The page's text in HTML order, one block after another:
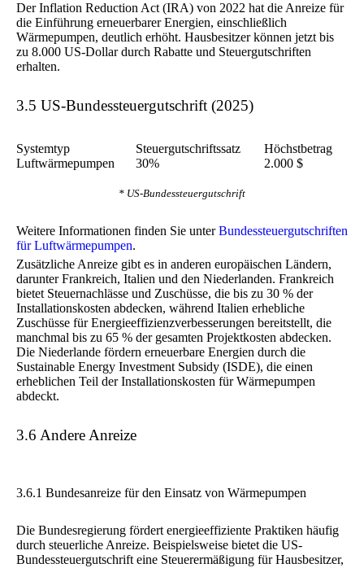
Der Inflation Reduction Act (IRA) von 2022 hat die Anreize für
die Einführung erneuerbarer Energien, einschließlich
Wärmepumpen, deutlich erhöht. Hausbesitzer können jetzt bis
zu 8.000 US-Dollar durch Rabatte und Steuergutschriften
erhalten.
3.5 US-Bundessteuergutschrift (2025)
Systemtyp Steuergutschriftssatz
Höchstbetrag
Luftwärmepumpen
30% 2.000 $
* US-Bundessteuergutschrift
Weitere Informationen finden Sie unterBundessteuergutschriften
für Luftwärmepumpen.
Zusätzliche Anreize gibt es in anderen europäischen Ländern,
darunter Frankreich, Italien und den Niederlanden. Frankreich
bietet Steuernachlässe und Zuschüsse, die bis zu 30 % der
Installationskosten abdecken, während Italien erhebliche
Zuschüsse für Energieeffizienzverbesserungen bereitstellt, die
manchmal bis zu 65 % der gesamten Projektkosten abdecken.
Die Niederlande fördern erneuerbare Energien durch die
Sustainable Energy Investment Subsidy (ISDE), die einen
erheblichen Teil der Installationskosten für Wärmepumpen
abdeckt.
3.6 Andere Anreize
3.6.1 Bundesanreize für den Einsatz von Wärmepumpen
Die Bundesregierung fördert energieeffiziente Praktiken häufig
durch steuerliche Anreize. Beispielsweise bietet die US-
Bundessteuergutschrift eine Steuerermäßigung für Hausbesitzer,